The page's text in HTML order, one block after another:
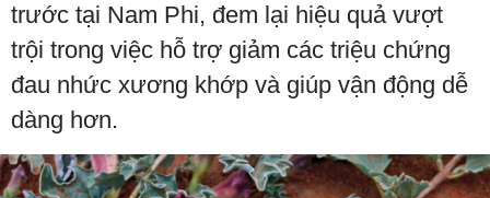
trước tại Nam Phi, đem lại hiệu quả vượt
trội trong việc hỗ trợ giảm các triệu chứng
đau nhức xương khớp và giúp vận động dễ
dàng hơn.